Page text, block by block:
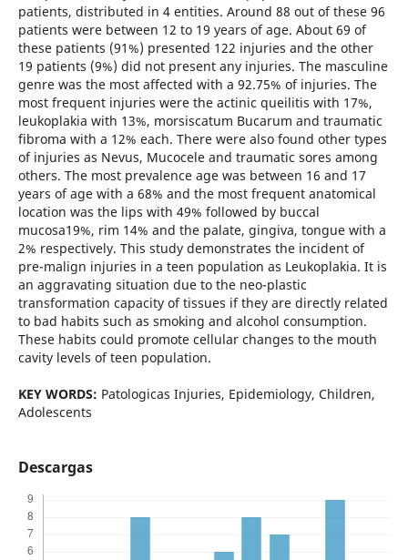
patients, distributed in 4 entities. Around 88 out of these 96
patients were between 12 to 19 years of age. About 69 of
these patients (91%) presented 122 injuries and the other
19 patients (9%) did not present any injuries. The masculine
genre was the most affected with a 92.75% of injuries. The
most frequent injuries were the actinic queilitis with 17%,
leukoplakia with 13%, morsiscatum Bucarum and traumatic
fibroma with a 12% each. There were also found other types
of injuries as Nevus, Mucocele and traumatic sores among
others. The most prevalence age was between 16 and 17
years of age with a 68% and the most frequent anatomical
location was the lips with 49% followed by buccal
mucosa19%, rim 14% and the palate, gingiva, tongue with a
2% respectively. This study demonstrates the incident of
pre-malign injuries in a teen population as Leukoplakia. It is
an aggravating situation due to the neo-plastic
transformation capacity of tissues if they are directly related
to bad habits such as smoking and alcohol consumption.
These habits could promote cellular changes to the mouth
cavity levels of teen population.
KEY WORDS: Patologicas Injuries, Epidemiology, Children,
Adolescents
Descargas